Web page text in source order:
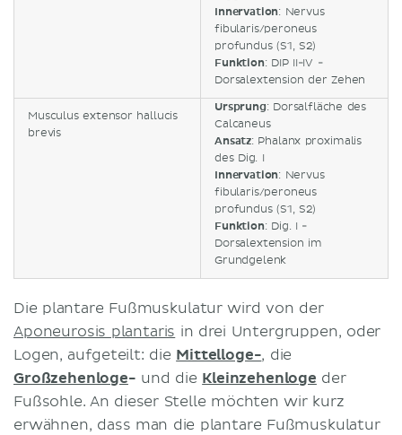
Innervation: Nervus
fibularis/peroneus
profundus (S1, S2)
Funktion: DIP II-IV -
Dorsalextension der Zehen
Musculus extensor hallucis
brevis
Ursprung: Dorsalfläche des
Calcaneus
Ansatz: Phalanx proximalis
des Dig. I
Innervation: Nervus
fibularis/peroneus
profundus (S1, S2)
Funktion: Dig. I -
Dorsalextension im
Grundgelenk
Die plantare Fußmuskulatur wird von der
Aponeurosis plantaris in drei Untergruppen, oder
Logen, aufgeteilt: die Mittelloge-, die
Großzehenloge- und die Kleinzehenloge der
Fußsohle. An dieser Stelle möchten wir kurz
erwähnen, dass man die plantare Fußmuskulatur